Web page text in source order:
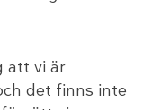
att vi är
det finns inte